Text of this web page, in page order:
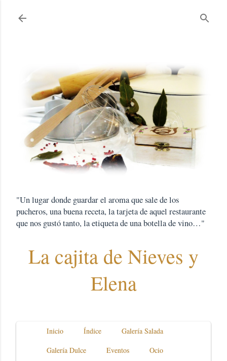
"Un lugar donde guardar el aroma que sale de los
pucheros, una buena receta, la tarjeta de aquel restaurante
que nos gustó tanto, la etiqueta de una botella de vino…"
La cajita de Nieves y
Elena
Inicio Índice
Galería Salada
Galería Dulce
Eventos
Ocio